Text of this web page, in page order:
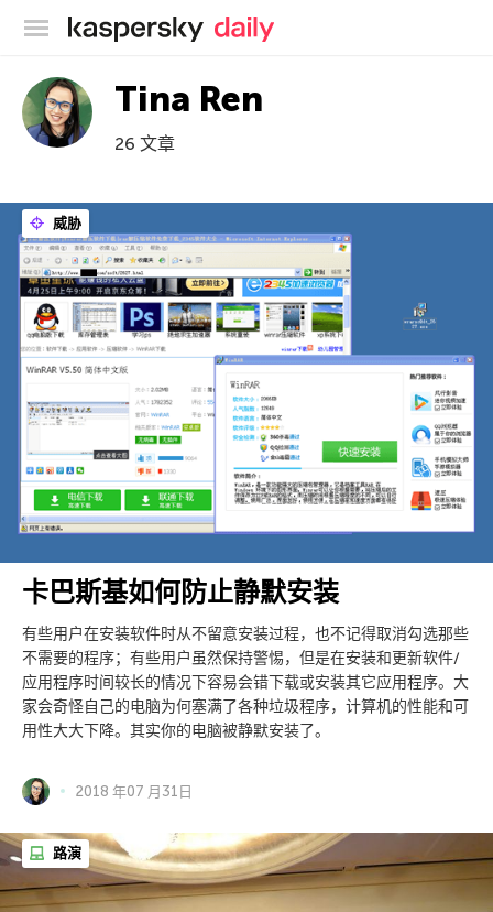
卡巴斯基官方博客
Tina Ren
26 文章
威胁
卡巴斯基如何防止静默安装
有些用户在安装软件时从不留意安装过程，也不记得取消勾选那些
不需要的程序；有些用户虽然保持警惕，但是在安装和更新软件/
应用程序时间较长的情况下容易会错下载或安装其它应用程序。大
家会奇怪自己的电脑为何塞满了各种垃圾程序，计算机的性能和可
用性大大下降。其实你的电脑被静默安装了。
2018 年07 月31日
路演